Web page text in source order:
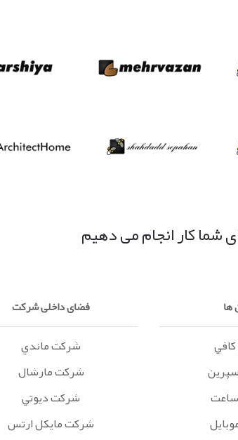
شما کار انجام می دهیم
فضای داخلی شرکت
شرکت ماندي
شرکت مارشال
شرکت ديوتي
شرکت مايکل ارتس
ها